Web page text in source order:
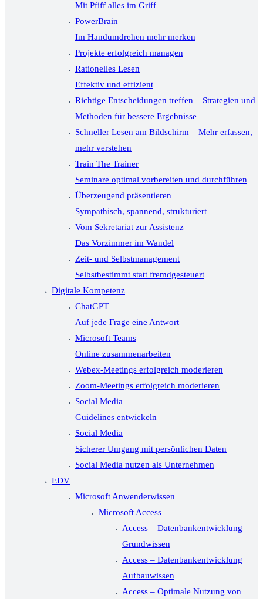
Mit Pfiff alles im Griff
PowerBrain
Im Handumdrehen mehr merken
Projekte erfolgreich managen
Rationelles Lesen
Effektiv und effizient
Richtige Entscheidungen treffen – Strategien und
Methoden für bessere Ergebnisse
Schneller Lesen am Bildschirm – Mehr erfassen,
mehr verstehen
Train The Trainer
Seminare optimal vorbereiten und durchführen
Überzeugend präsentieren
Sympathisch, spannend, strukturiert
Vom Sekretariat zur Assistenz
Das Vorzimmer im Wandel
Zeit- und Selbstmanagement
Selbstbestimmt statt fremdgesteuert
Digitale Kompetenz
ChatGPT
Auf jede Frage eine Antwort
Microsoft Teams
Online zusammenarbeiten
Webex-Meetings erfolgreich moderieren
Zoom-Meetings erfolgreich moderieren
Social Media
Guidelines entwickeln
Social Media
Sicherer Umgang mit persönlichen Daten
Social Media nutzen als Unternehmen
EDV
Microsoft Anwenderwissen
Microsoft Access
Access – Datenbankentwicklung
Grundwissen
Access – Datenbankentwicklung
Aufbauwissen
Access – Optimale Nutzung von